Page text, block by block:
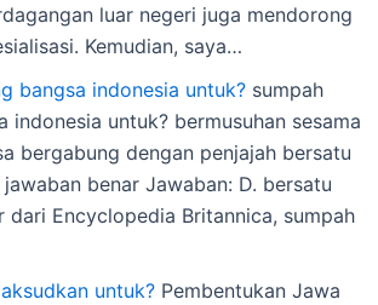
luar negeri juga mendorong
Kemudian, saya…
bangsa indonesia untuk? sumpah
untuk? bermusuhan sesama
bergabung dengan penjajah bersatu
benar Jawaban: D. bersatu
dari Encyclopedia Britannica, sumpah
untuk? Pembentukan Jawa